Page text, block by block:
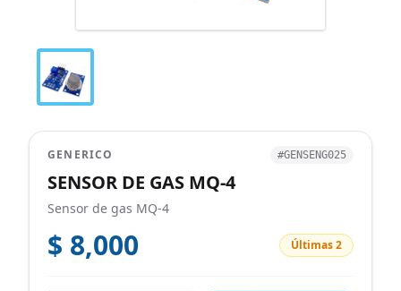
GENERICO #GENSENG025
SENSOR DE GAS MQ-4
Sensor de gas MQ-4
$ 8,000 Últimas 2